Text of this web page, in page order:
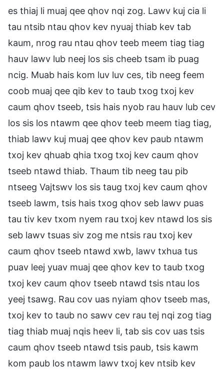
es thiaj li muaj qee qhov nqi zog. Lawv kuj cia li
tau ntsib ntau qhov kev nyuaj thiab kev tab
kaum, nrog rau ntau qhov teeb meem tiag tiag
hauv lawv lub neej los sis cheeb tsam ib puag
ncig. Muab hais kom luv luv ces, tib neeg feem
coob muaj qee qib kev to taub txog txoj kev
caum qhov tseeb, tsis hais nyob rau hauv lub cev
los sis los ntawm qee qhov teeb meem tiag tiag,
thiab lawv kuj muaj qee qhov kev paub ntawm
txoj kev qhuab qhia txog txoj kev caum qhov
tseeb ntawd thiab. Thaum tib neeg tau pib
ntseeg Vajtswv los sis taug txoj kev caum qhov
tseeb lawm, tsis hais txog qhov seb lawv puas
tau tiv kev txom nyem rau txoj kev ntawd los sis
seb lawv tsuas siv zog me ntsis rau txoj kev
caum qhov tseeb ntawd xwb, lawv txhua tus
puav leej yuav muaj qee qhov kev to taub txog
txoj kev caum qhov tseeb ntawd tsis ntau los
yeej tsawg. Rau cov uas nyiam qhov tseeb mas,
txoj kev to taub no sawv cev rau tej nqi zog tiag
tiag thiab muaj nqis heev li, tab sis cov uas tsis
caum qhov tseeb ntawd tsis paub, tsis kawm
kom paub los ntawm lawv txoj kev ntsib kev